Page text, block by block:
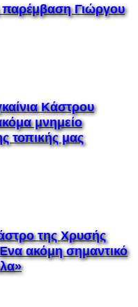
παρέμβαση Γιώργου
Κάστρου
μνημείο
τοπικής μας
της Χρυσής
ακόμη σημαντικό